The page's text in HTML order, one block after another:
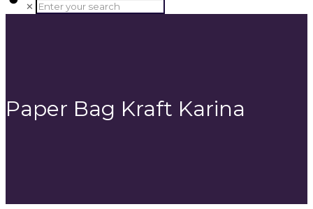
✕
Paper Bag Kraft Karina